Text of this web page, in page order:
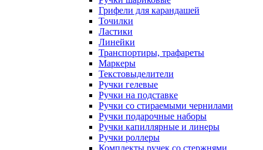
Грифели для карандашей
Точилки
Ластики
Линейки
Транспортиры, трафареты
Маркеры
Текстовыделители
Ручки гелевые
Ручки на подставке
Ручки со стираемыми чернилами
Ручки подарочные наборы
Ручки капиллярные и линеры
Ручки роллеры
Комплекты ручек со стержнями